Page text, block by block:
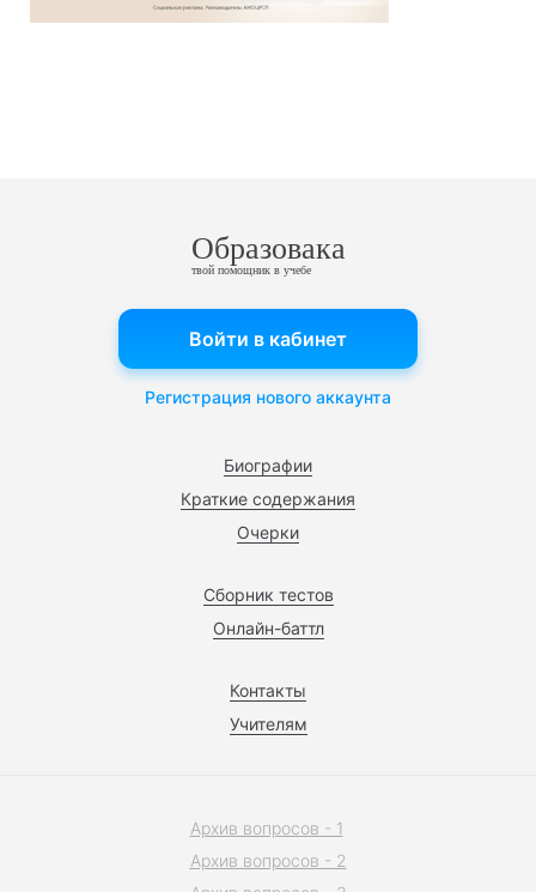
Образовака
твой помощник в учебе
Биографии
Краткие содержания
Очерки
Сборник тестов
Онлайн-баттл
Контакты
Учителям
Войти в кабинет
Регистрация нового аккаунта
Архив вопросов - 1
Архив вопросов - 2